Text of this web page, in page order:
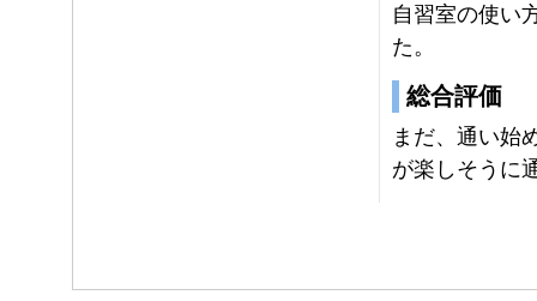
自習室の使い
た。
総合評価
まだ、通い始
が楽しそうに